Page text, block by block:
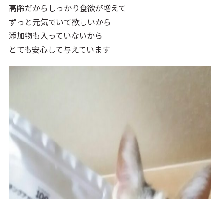
高齢だからしっかり食欲が増えて
ずっと元気でいて欲しいから
添加物も入っていないから
とても安心して与えています